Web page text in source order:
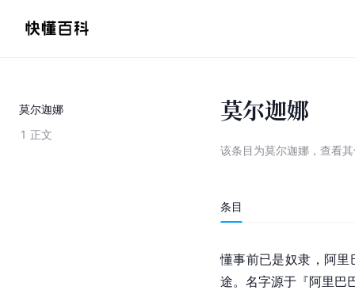
莫尔迦娜
1 正文
莫尔迦娜
该条目为莫尔迦娜 ， 查看
条目
懂事前已是奴隶，阿
途。名字源于『阿里巴